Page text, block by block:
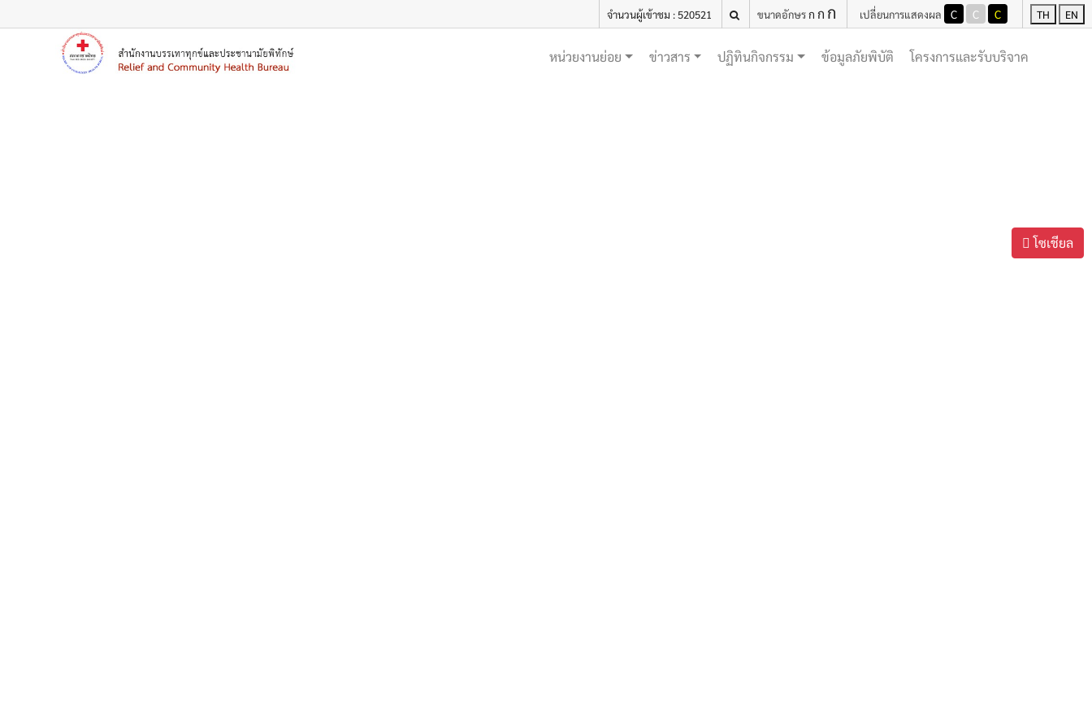
จำนวนผู้เข้าชม : 520521 ขนาดอักษรก ก ก เปลี่ยนการแสดงผล C C C TH EN
หน่วยงานย่อย ข่าวสาร ปฏิทินกิจกรรม ข้อมูลภัยพิบัติ (current)
โครงการและรับบริจาค
โซเชียล